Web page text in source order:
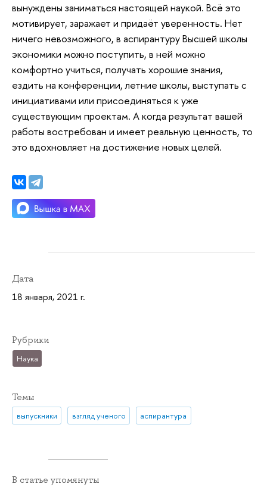
вынуждены заниматься настоящей наукой. Всё это
мотивирует, заражает и придаёт уверенность. Нет
ничего невозможного, в аспирантуру Высшей школы
экономики можно поступить, в ней можно
комфортно учиться, получать хорошие знания,
ездить на конференции, летние школы, выступать с
инициативами или присоединяться к уже
существующим проектам. А когда результат вашей
работы востребован и имеет реальную ценность, то
это вдохновляет на достижение новых целей.
Дата
18 января, 2021 г.
Рубрики
Наука
Темы
выпускники взгляд ученого аспирантура
В статье упомянуты